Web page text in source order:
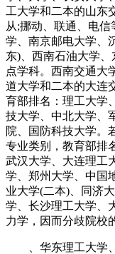
工大学和二本的山东
从;挪动、联通、电
学、南京邮电大学、
东)、西南石油大学
点学科。西南交通大
道大学和二本的大连
育部排名：理工大学
技大学、中北大学、
院、国防科技大学。
专业类别，教育部排
武汉大学、大连理工
学、郑州大学、中国
业大学(二本)、同济
学、长沙理工大学、
力学，因而分歧院校
、华东理工大学、